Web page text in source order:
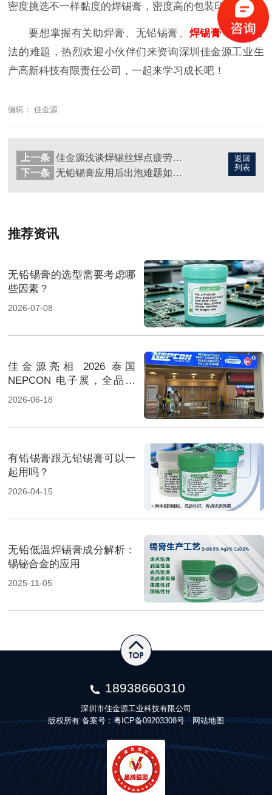
密度挑选不一样黏度的焊锡膏，密度高的包装印刷
要想掌握有关助焊膏、无铅锡膏、 焊锡膏等焊接方
法的难题，热烈欢迎小伙伴们来资询深圳佳金源工业生
产高新科技有限责任公司，一起来学习成长吧！
编辑： 佳金源
返回
列表
上一条
佳金源浅谈焊锡丝焊点疲劳失效的原因及解决方案
下一条
无铅锡膏应用后出泡难题如何解决？
推荐资讯
无铅锡膏的选型需要考虑哪
些因素？
2026-07-08
佳金源亮相 2026 泰国
NEPCON 电子展，全品类
焊料重磅展出，高性能锡膏
2026-06-18
有铅锡膏跟无铅锡膏可以一
起用吗？
2026-04-15
无铅低温焊锡膏成分解析：
锡铋合金的应用
2025-11-05
18938660310
深圳市佳金源工业科技有限公司
版权所有 备案号：粤ICP备09203308号 网站地图